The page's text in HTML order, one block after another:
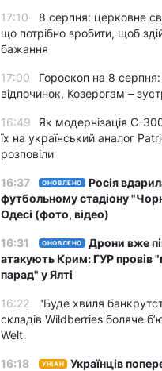
17:10
8 серпня: церковне
що потрібно зробити, щоб
бажання
17:00
Гороскоп на 8
відпочинок, Козерогам –
16:49
Як модернізація С-
їх на український аналог
розповіли
16:37 ОНОВЛЕНО
Росія
футбольному стадіону
Одесі (фото, відео)
16:31 ОНОВЛЕНО
Дрони вже
атакують Крим: ГУР провів
парад" у Ялті
16:22
"Буде хвиля
складів Wildberries боляче
Welt
16:18 УНІАН
Українців